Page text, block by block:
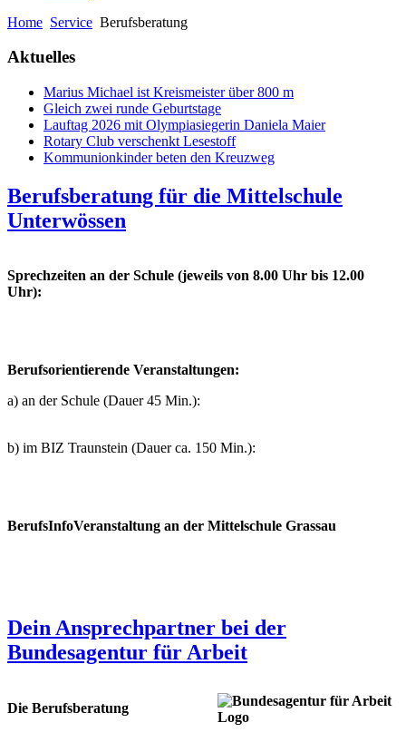
Home Service Berufsberatung
Aktuelles
Marius Michael ist Kreismeister über 800 m
Gleich zwei runde Geburtstage
Lauftag 2026 mit Olympiasiegerin Daniela Maier
Rotary Club verschenkt Lesestoff
Kommunionkinder beten den Kreuzweg
Berufsberatung für die Mittelschule
Unterwössen
Sprechzeiten an der Schule (jeweils von 8.00 Uhr bis 12.00
Uhr):
Berufsorientierende Veranstaltungen:
a) an der Schule (Dauer 45 Min.):
b) im BIZ Traunstein (Dauer ca. 150 Min.):
BerufsInfoVeranstaltung an der Mittelschule Grassau
Dein Ansprechpartner bei der
Bundesagentur für Arbeit
Die Berufsberatung